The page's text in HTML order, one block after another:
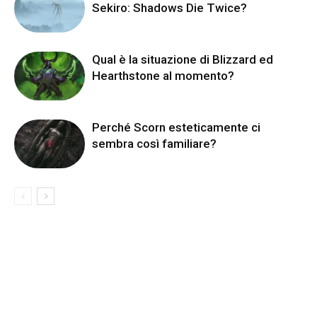
Sekiro: Shadows Die Twice?
Qual è la situazione di Blizzard ed
Hearthstone al momento?
Perché Scorn esteticamente ci
sembra così familiare?